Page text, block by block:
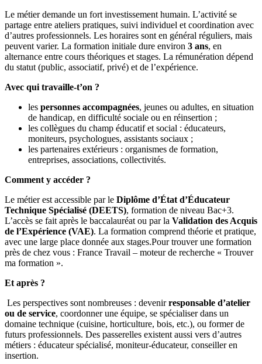
Le métier demande un fort investissement humain. L’activité se
partage entre ateliers pratiques, suivi individuel et coordination avec
d’autres professionnels. Les horaires sont en général réguliers, mais
peuvent varier. La formation initiale dure environ 3 ans, en
alternance entre cours théoriques et stages. La rémunération dépend
du statut (public, associatif, privé) et de l’expérience.
Avec qui travaille-t’on ?
les personnes accompagnées, jeunes ou adultes, en situation
de handicap, en difficulté sociale ou en réinsertion ;
les collègues du champ éducatif et social : éducateurs,
moniteurs, psychologues, assistants sociaux ;
les partenaires extérieurs : organismes de formation,
entreprises, associations, collectivités.
Comment y accéder ?
Le métier est accessible par le Diplôme d’État d’Éducateur
Technique Spécialisé (DEETS), formation de niveau Bac+3.
L’accès se fait après le baccalauréat ou par la Validation des Acquis
de l’Expérience (VAE). La formation comprend théorie et pratique,
avec une large place donnée aux stages.Pour trouver une formation
près de chez vous : France Travail – moteur de recherche « Trouver
ma formation ».
Et après ?
Les perspectives sont nombreuses : devenirresponsable d’atelier
ou de service, coordonner une équipe, se spécialiser dans un
domaine technique (cuisine, horticulture, bois, etc.), ou former de
futurs professionnels. Des passerelles existent aussi vers d’autres
métiers : éducateur spécialisé, moniteur-éducateur, conseiller en
insertion.